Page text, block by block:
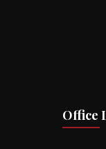
Office